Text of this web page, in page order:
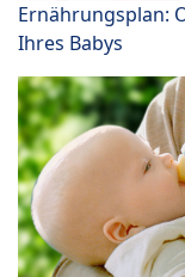
Ernährungsplan:
Ihres Babys